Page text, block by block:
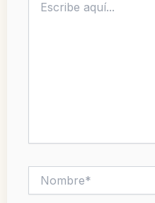
aquí...